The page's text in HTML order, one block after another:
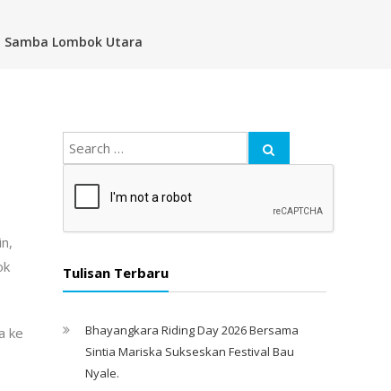
Samba Lombok Utara
ke
Tulisan Terbaru
Bhayangkara Riding Day 2026 Bersama
Sintia Mariska Sukseskan Festival Bau
Nyale. ‎